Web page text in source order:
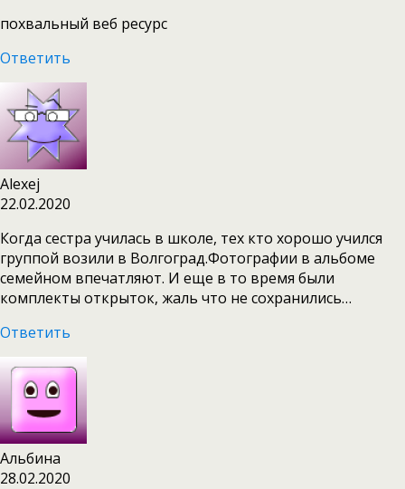
похвальный веб ресурс
Ответить
Alexej
22.02.2020
Когда сестра училась в школе, тех кто хорошо учился
группой возили в Волгоград.Фотографии в альбоме
семейном впечатляют. И еще в то время были
комплекты открыток, жаль что не сохранились…
Ответить
Альбина
28.02.2020